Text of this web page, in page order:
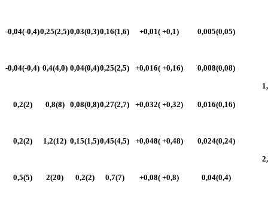
-0,04(-0,4)0,25(2,5)0,03(0,3)0,16(1,6) +0,01( +0,1) 0,005(0,05)
-0,04(-0,4) 0,4(4,0) 0,04(0,4)0,25(2,5) +0,016( +0,16)
0,008(0,08)
0,2(2) 0,8(8) 0,08(0,8)0,27(2,7) +0,032( +0,32) 0,016(0,16)
0,2(2) 1,2(12) 0,15(1,5)0,45(4,5) +0,048( +0,48)
0,024(0,24)
0,5(5) 2(20) 0,2(2) 0,7(7) +0,08( +0,8) 0,04(0,4)